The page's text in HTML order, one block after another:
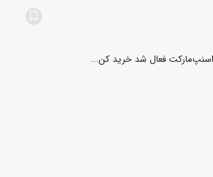
اسنپ‌مارکت فعال شد خرید کن...